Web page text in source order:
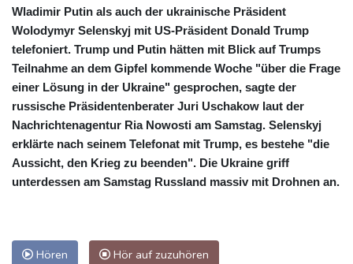
Wladimir Putin als auch der ukrainische Präsident
Wolodymyr Selenskyj mit US-Präsident Donald Trump
telefoniert. Trump und Putin hätten mit Blick auf Trumps
Teilnahme an dem Gipfel kommende Woche "über die Frage
einer Lösung in der Ukraine" gesprochen, sagte der
russische Präsidentenberater Juri Uschakow laut der
Nachrichtenagentur Ria Nowosti am Samstag. Selenskyj
erklärte nach seinem Telefonat mit Trump, es bestehe "die
Aussicht, den Krieg zu beenden". Die Ukraine griff
unterdessen am Samstag Russland massiv mit Drohnen an.
Hören Hör auf zuzuhören